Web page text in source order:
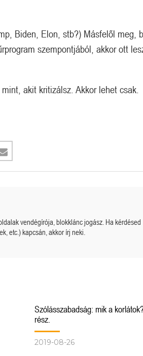
Biden, Elon, stb?) Másfelől meg,
szempontjából, akkor ott
akit kritizálsz. Akkor lehet csak.
vendégírója, blokklánc jogász. Ha kérdésed
etc.) kapcsán, akkor írj neki.
Szólásszabadság: mik a
rész.
2019-08-26